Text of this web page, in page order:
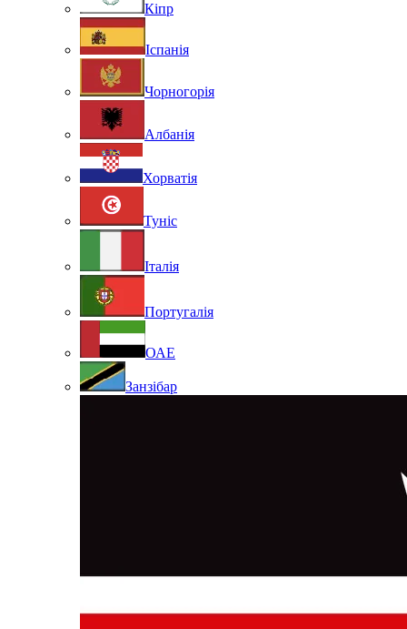
Кіпр
Іспанія
Чорногорія
Албанія
Хорватія
Туніс
Італія
Португалія
ОАЕ
Занзібар